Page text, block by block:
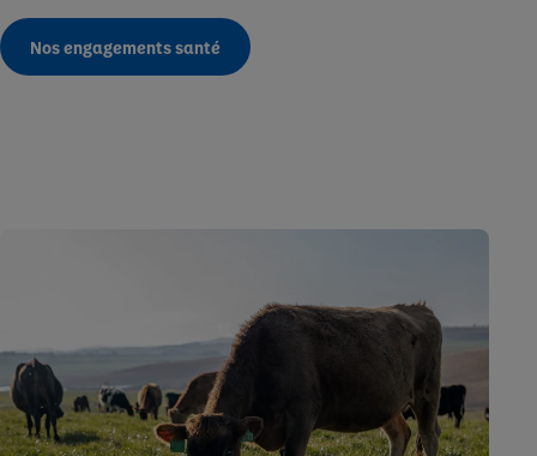
Nos engagements santé